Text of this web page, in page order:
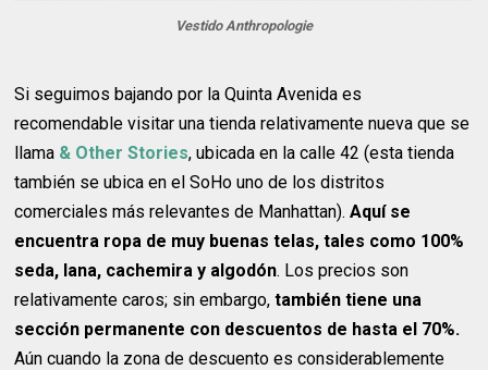
Vestido Anthropologie
Si seguimos bajando por la Quinta Avenida es
recomendable visitar una tienda relativamente nueva que se
llama & Other Stories, ubicada en la calle 42 (esta tienda
también se ubica en el SoHo uno de los distritos
comerciales más relevantes de Manhattan).Aquí se
encuentra ropa de muy buenas telas, tales como 100%
seda, lana, cachemira y algodón. Los precios son
relativamente caros; sin embargo,también tiene una
sección permanente con descuentos de hasta el 70%.
Aún cuando la zona de descuento es considerablemente